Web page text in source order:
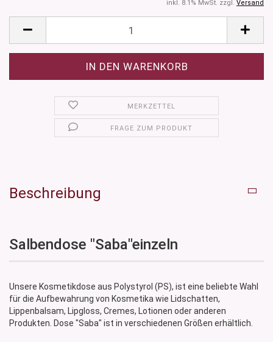
inkl. 8.1% MwSt. zzgl. Versand
MERKZETTEL
FRAGE ZUM PRODUKT
Beschreibung
Salbendose "Saba"einzeln
Unsere Kosmetikdose aus Polystyrol (PS), ist eine beliebte Wahl
für die Aufbewahrung von Kosmetika wie Lidschatten,
Lippenbalsam, Lipgloss, Cremes, Lotionen oder anderen
Produkten. Dose "Saba" ist in verschiedenen Größen erhältlich.